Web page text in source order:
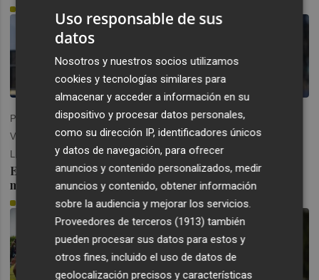
PRETEMPORADA |
VILLARREAL CF 1-0
LEVANTE UD
El Levante cae por la
mínima ante el Villarreal
SERGIO BOTELLA
Elgezabal admite que no
esperaba marcharse "tan
Uso responsable de sus
datos
Nosotros y nuestros socios utilizamos
cookies y tecnologías similares para
almacenar y acceder a información en su
dispositivo y procesar datos personales,
como su dirección IP, identificadores únicos
y datos de navegación, para ofrecer
anuncios y contenido personalizados, medir
anuncios y contenido, obtener información
sobre la audiencia y mejorar los servicios.
Proveedores de terceros (1913) también
pueden procesar sus datos para estos y
otros fines, incluido el uso de datos de
geolocalización precisos y características